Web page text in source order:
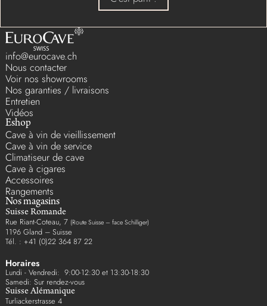
info@eurocave.ch
Nous contacter
Voir nos showrooms
Nos garanties / livraisons
Entretien
Vidéos
Eshop
Cave à vin de vieillissement
Cave à vin de service
Climatiseur de cave
Cave à cigares
Accessoires
Rangements
Nos magasins
Suisse Romande
Rue Riant-Coteau, 7 (Route Suisse – face Schilliger)
1196 Gland – Suisse
Tél. : +41 (0)22 364 87 22
Horaires
Lundi - Vendredi: 9:00-12:30 et 13:30-18:30
Samedi: Sur rendez-vous
Suisse Alémanique
Turliackerstrasse 4